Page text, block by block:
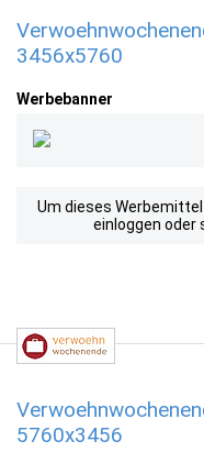
3456x5760
Werbebanner
Um dieses
einloggen oder
5760x3456